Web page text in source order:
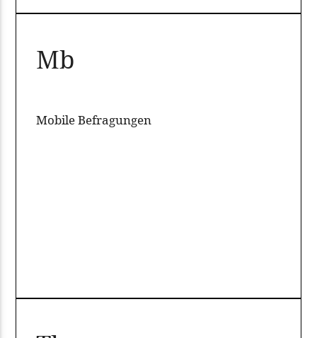
Mb
Mobile Befragungen